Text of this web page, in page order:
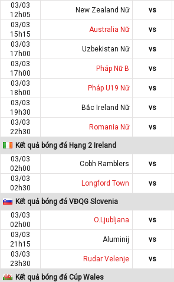
03/03
12h05
New Zealand Nữ vs
03/03
15h15
Australia Nữ vs
03/03
17h00
Uzbekistan Nữ vs
03/03
17h00
Pháp Nữ B vs
03/03
18h00
Pháp U19 Nữ vs
03/03
19h30
Bắc Ireland Nữ vs
03/03
22h30
Romania Nữ vs
Kết quả bóng đá Hạng 2 Ireland
03/03
02h00
Cobh Ramblers vs
03/03
02h30
Longford Town vs
Kết quả bóng đá VĐQG Slovenia
03/03
02h00
O.Ljubljana vs
03/03
21h15
Aluminij vs
03/03
23h30
Rudar Velenje vs
Kết quả bóng đá Cúp Wales